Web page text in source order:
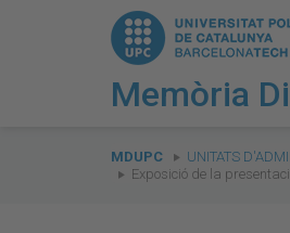
Memòria
are
here:
MDUPC UNITATS
Exposició de la